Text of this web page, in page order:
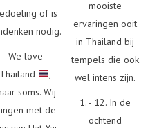
of is
nodig.
We love
Thailand
,
soms. Wij
met de
mooiste
ervaringen ooit
in Thailand bij
tempels die ook
wel intens zijn.
1. - 12. In de
ochtend